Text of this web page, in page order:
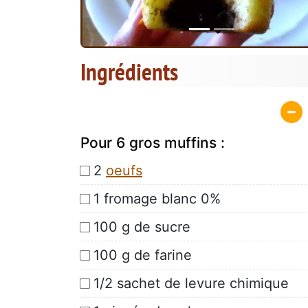
Ingrédients
Pour 6 gros muffins :
2 oeufs
1 fromage blanc 0%
100 g de sucre
100 g de farine
1/2 sachet de levure chimique